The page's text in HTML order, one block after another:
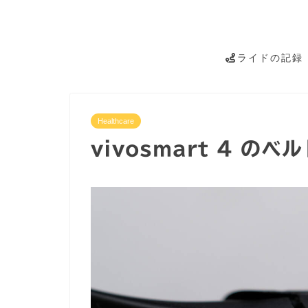
ライドの記録
Healthcare
vivosmart 4 のベル